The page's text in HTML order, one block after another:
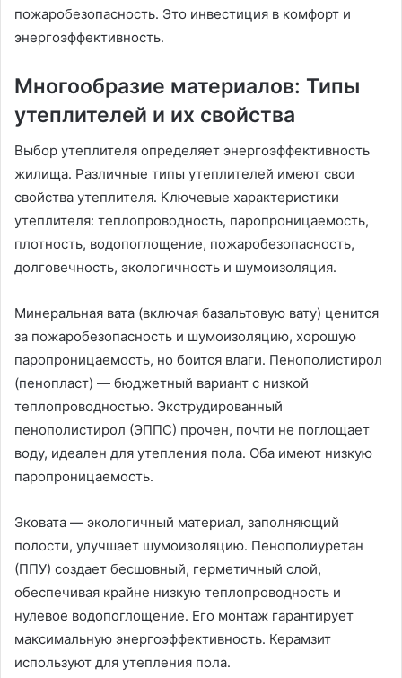
пожаробезопасность․ Это инвестиция в комфорт и
энергоэффективность․
Многообразие материалов: Типы
утеплителей и их свойства
Выбор утеплителя определяет энергоэффективность
жилища․ Различные типы утеплителей имеют свои
свойства утеплителя․ Ключевые характеристики
утеплителя: теплопроводность, паропроницаемость,
плотность, водопоглощение, пожаробезопасность,
долговечность, экологичность и шумоизоляция․
Минеральная вата (включая базальтовую вату) ценится
за пожаробезопасность и шумоизоляцию, хорошую
паропроницаемость, но боится влаги․ Пенополистирол
(пенопласт) — бюджетный вариант с низкой
теплопроводностью․ Экструдированный
пенополистирол (ЭППС) прочен, почти не поглощает
воду, идеален для утепления пола․ Оба имеют низкую
паропроницаемость․
Эковата — экологичный материал, заполняющий
полости, улучшает шумоизоляцию․ Пенополиуретан
(ППУ) создает бесшовный, герметичный слой,
обеспечивая крайне низкую теплопроводность и
нулевое водопоглощение․ Его монтаж гарантирует
максимальную энергоэффективность․ Керамзит
используют для утепления пола․